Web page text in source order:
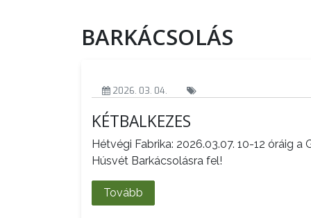
VÁROS
ÉRTÉKTÁRA
LAKOSSÁGI
BARKÁCSOLÁS
2026. 03. 04.
KÉTBALKEZES
Hétvégi Fabrika: 2026.03.07. 10-12 óráig a
Húsvét Barkácsolásra fel!
Tovább